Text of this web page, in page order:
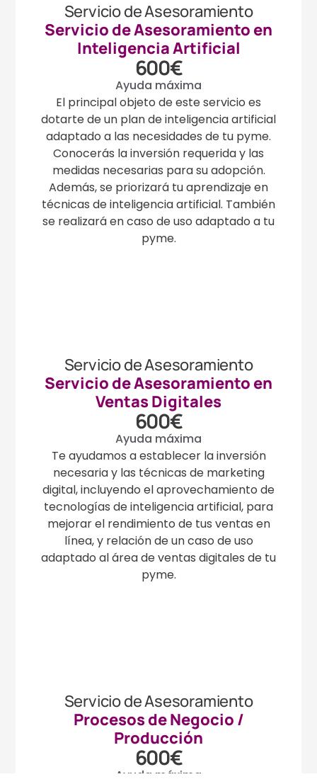
Servicio de Asesoramiento
Servicio de Asesoramiento en
Inteligencia Artificial​
600€
Ayuda máxima
El principal objeto de este servicio es
dotarte de un plan de inteligencia artificial
adaptado a las necesidades de tu pyme.
Conocerás la inversión requerida y las
medidas necesarias para su adopción.
Además, se priorizará tu aprendizaje en
técnicas de inteligencia artificial. También
se realizará en caso de uso adaptado a tu
pyme.
Servicio de Asesoramiento
Servicio de Asesoramiento en
Ventas Digitales
600€
Ayuda máxima
Te ayudamos a establecer la inversión
necesaria y las técnicas de marketing
digital, incluyendo el aprovechamiento de
tecnologías de inteligencia artificial, para
mejorar el rendimiento de tus ventas en
línea, y relación de un caso de uso
adaptado al área de ventas digitales de tu
pyme.
Servicio de Asesoramiento
Procesos de Negocio /
Producción
600€
Ayuda máxima